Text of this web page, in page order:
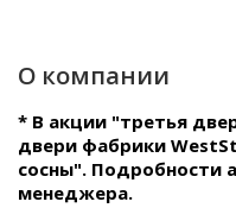
О компании
* В акции "третья
двери фабрики
сосны". Подробности
менеджера.